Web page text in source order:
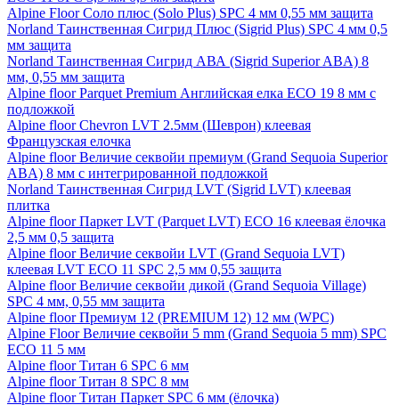
Alpine Floor Соло плюс (Solo Plus) SPC 4 мм 0,55 мм защита
Norland Таинственная Сигрид Плюс (Sigrid Plus) SPC 4 мм 0,5
мм защита
Norland Таинственная Сигрид АВА (Sigrid Superior ABA) 8
мм, 0,55 мм защита
Alpine floor Parquet Premium Английская елка ECO 19 8 мм с
подложкой
Alpine floor Chevron LVT 2.5мм (Шеврон) клеевая
Французская елочка
Alpine floor Величие секвойи премиум (Grand Sequoia Superior
ABA) 8 мм с интегрированной подложкой
Norland Таинственная Сигрид LVT (Sigrid LVT) клеевая
плитка
Alpine floor Паркет LVT (Parquet LVT) ECO 16 клеевая ёлочка
2,5 мм 0,5 защита
Alpine floor Величие секвойи LVT (Grand Sequoia LVT)
клеевая LVT ECO 11 SPC 2,5 мм 0,55 защита
Alpine floor Величие секвойи дикой (Grand Sequoia Village)
SPC 4 мм, 0,55 мм защита
Alpine floor Премиум 12 (PREMIUM 12) 12 мм (WPC)
Alpine Floor Величие секвойи 5 mm (Grand Sequoia 5 mm) SPC
ECO 11 5 мм
Alpine floor Титан 6 SPC 6 мм
Alpine floor Титан 8 SPC 8 мм
Alpine floor Титан Паркет SPC 6 мм (ёлочка)